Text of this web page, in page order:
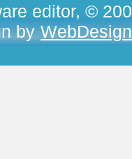
editor, ©
by